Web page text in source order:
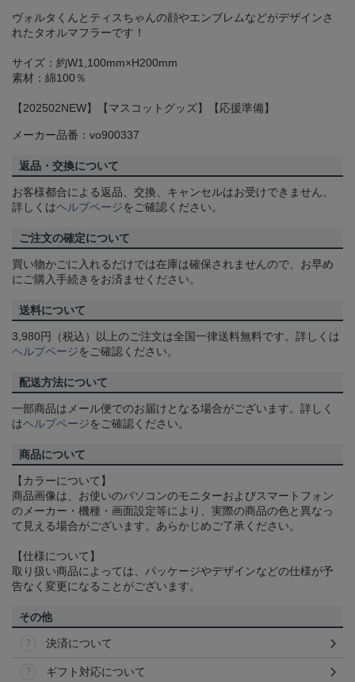
ヴォルタくんとティスちゃんの顔やエンブレムなどがデザインさ
れたタオルマフラーです！
サイズ：約W1,100mm×H200mm
素材：綿100％
【202502NEW】【マスコットグッズ】【応援準備】
メーカー品番：vo900337
返品・交換について
お客様都合による返品、交換、キャンセルはお受けできません。
詳しくはヘルプページをご確認ください。
ご注文の確定について
買い物かごに入れるだけでは在庫は確保されませんので、お早め
にご購入手続きをお済ませください。
送料について
3,980円（税込）以上のご注文は全国一律送料無料です。詳しくは
ヘルプページをご確認ください。
配送方法について
一部商品はメール便でのお届けとなる場合がございます。詳しく
はヘルプページをご確認ください。
商品について
【カラーについて】
商品画像は、お使いのパソコンのモニターおよびスマートフォン
のメーカー・機種・画面設定等により、実際の商品の色と異なっ
て見える場合がございます。あらかじめご了承ください。
【仕様について】
取り扱い商品によっては、パッケージやデザインなどの仕様が予
告なく変更になることがございます。
その他
決済について
ギフト対応について